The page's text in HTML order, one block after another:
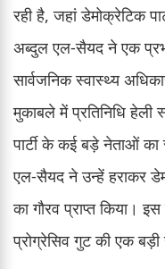
रही है, जहां डेमोक्रेटिक
अब्दुल एल-सैयद ने एक
सार्वजनिक स्वास्थ्य
मुकाबले में प्रतिनिधि हेली
पार्टी के कई बड़े नेताओं
एल-सैयद ने उन्हें हराकर
का गौरव प्राप्त किया।
प्रोग्रेसिव गुट की एक